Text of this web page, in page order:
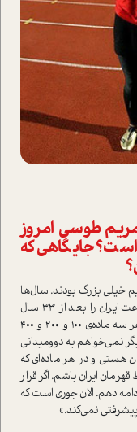
طوسی امروز
جایگاهی که
خیلی بزرگ بودند. سال‌ها
بعد از شروع حرفه‌ای ورزش، توانستم رکورد سرعت ایران را بعد از ۳۳ سال
در هر سه ماده‌ی ۱۰۰ و ۲۰۰ و ۴۰۰
نمی‌خواهم به دو‌و‌میدانی
هستی و در هر ماده‌ای که
ایران باشم. اگر قرار
دهم. الان جوری ا‌ست که
نمی‌کند.»